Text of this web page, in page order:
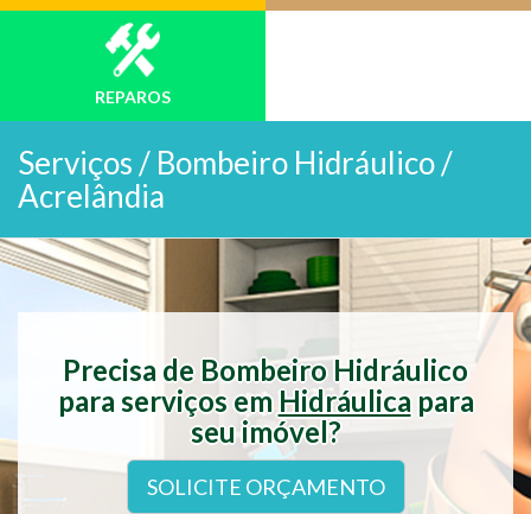
REPAROS
Serviços / Bombeiro Hidráulico /
Acrelândia
Precisa de Bombeiro Hidráulico
para serviços emHidráulica para
seu imóvel?
SOLICITE ORÇAMENTO